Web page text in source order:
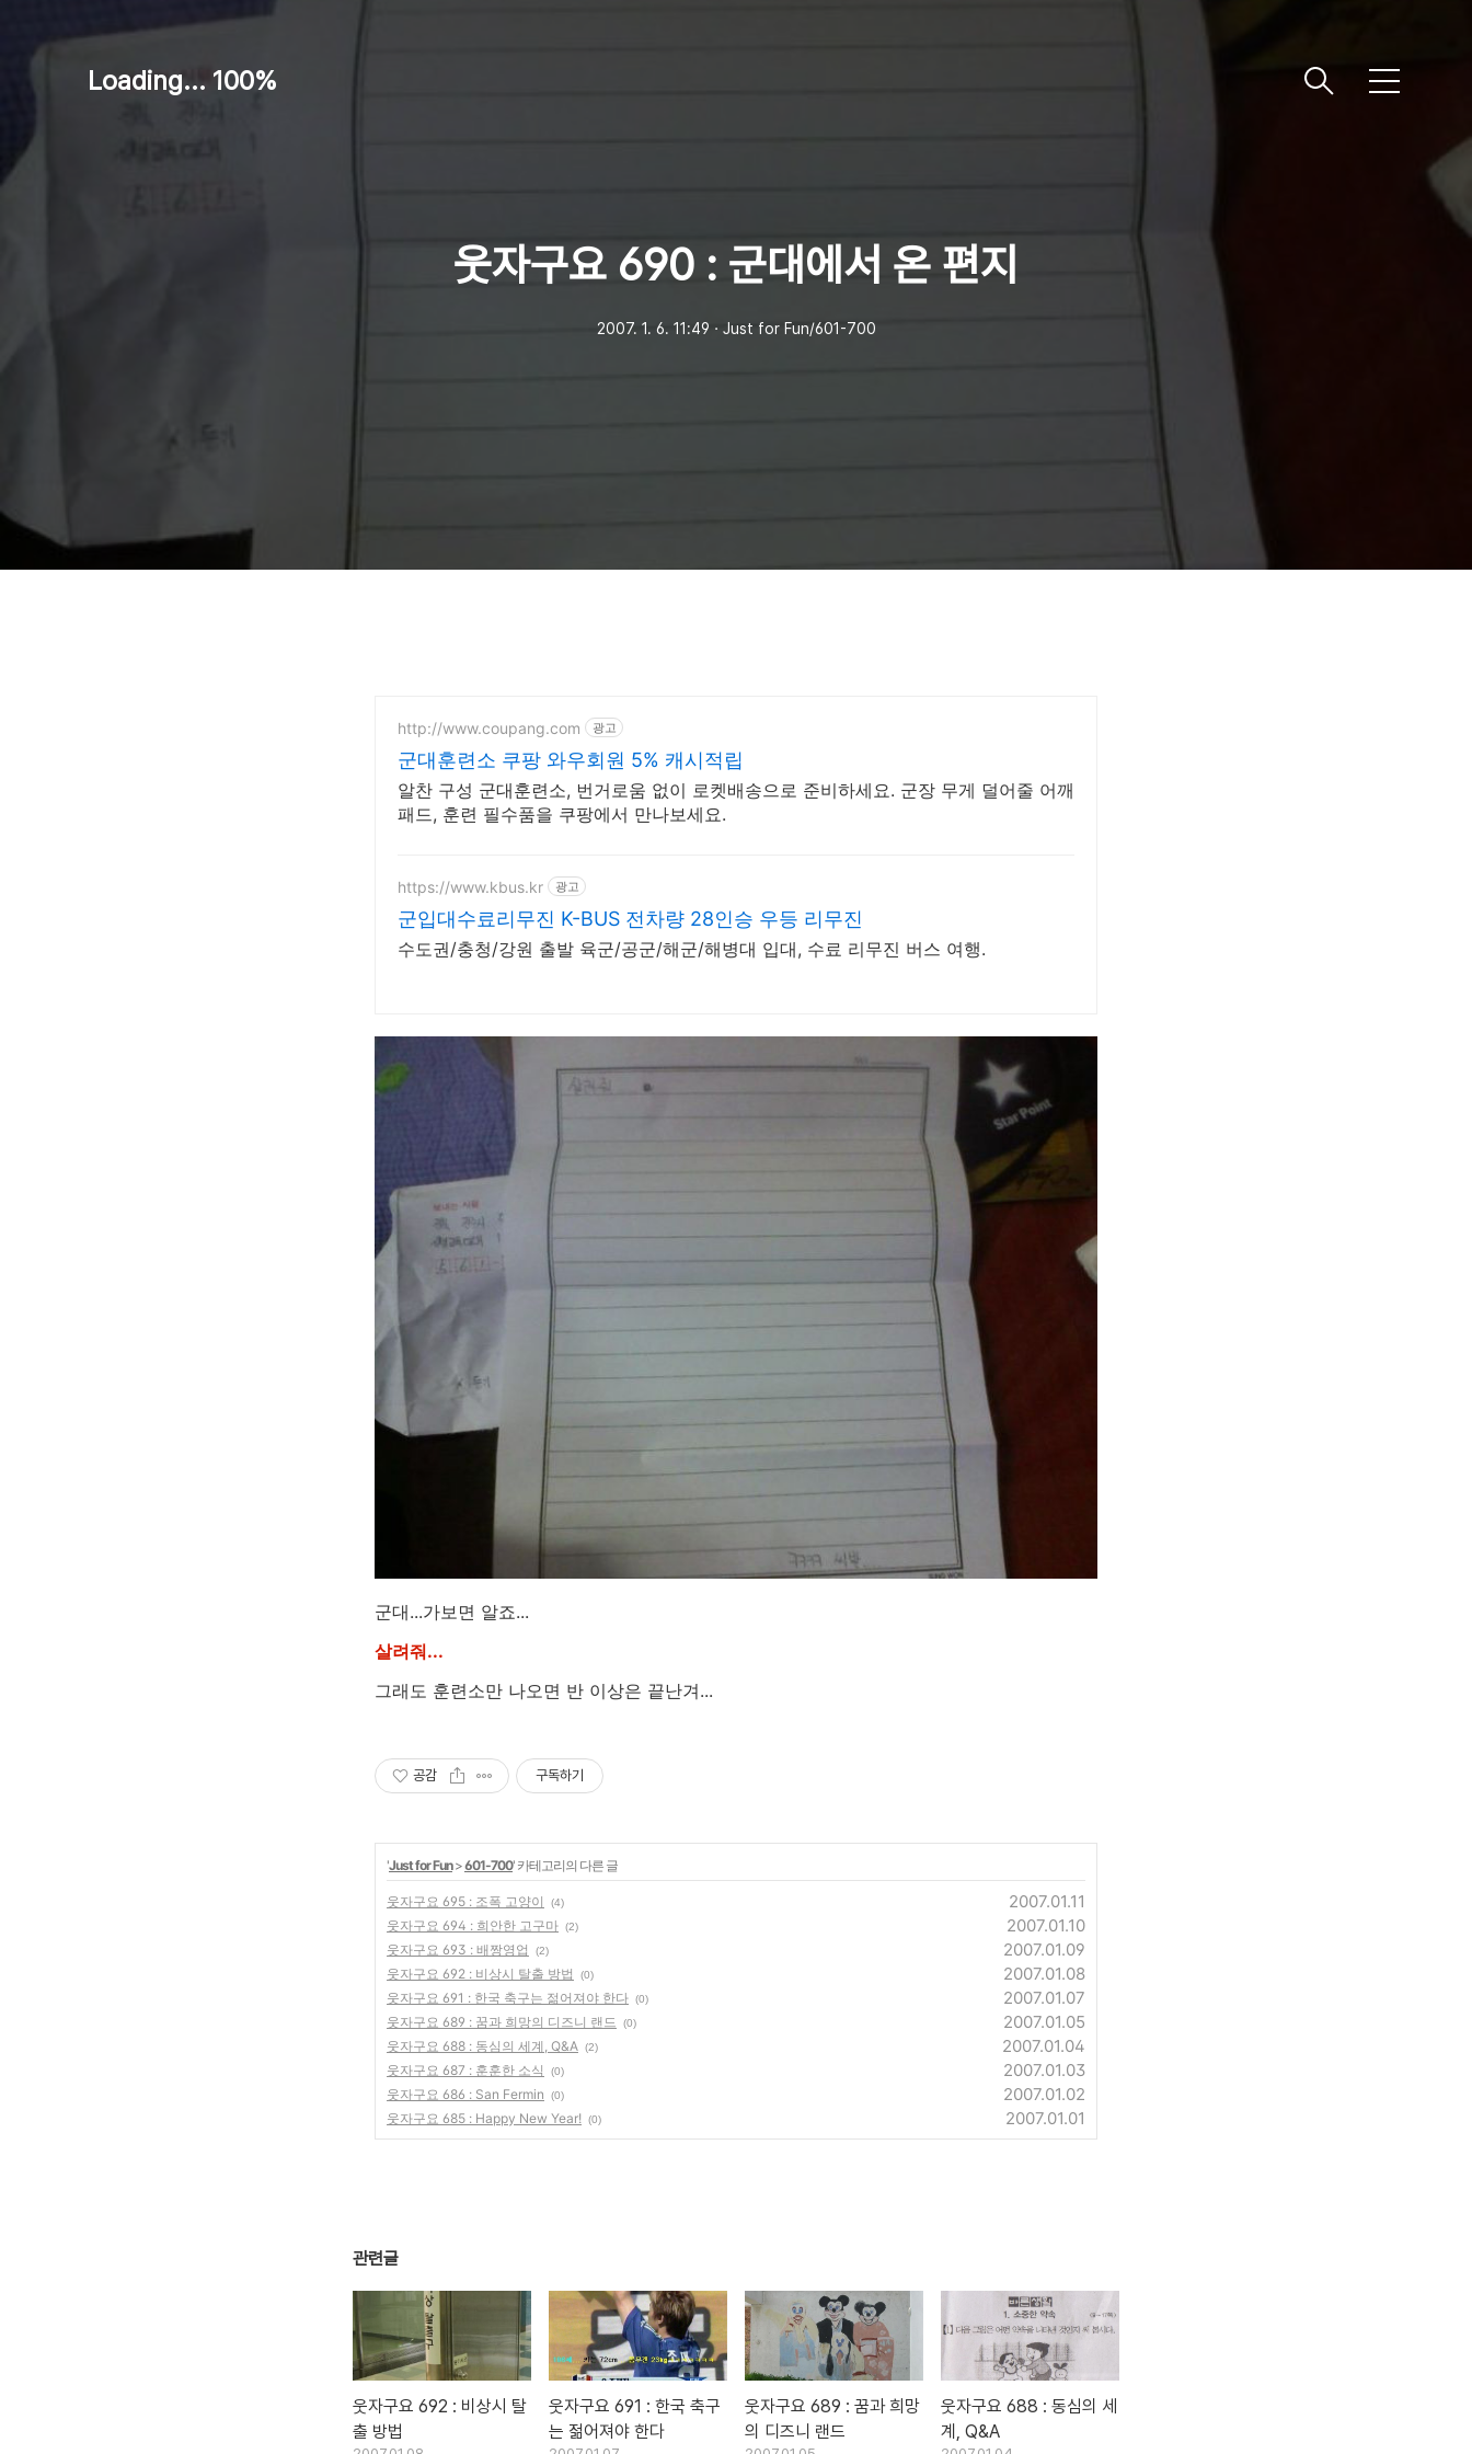
Loading... 100%
메
웃자구요 690 : 군대에서 온 편지
2007. 1. 6. 11:49 ㆍ Just for Fun/601-700
http://www.coupang.com 광고
군대훈련소 쿠팡 와우회원 5% 캐시적립
알찬 구성 군대훈련소, 번거로움 없이 로켓배송으로 준비하세요. 군장 무게 덜어줄 어깨
패드, 훈련 필수품을 쿠팡에서 만나보세요.
https://www.kbus.kr 광고
군입대수료리무진 K-BUS 전차량 28인승 우등 리무진
수도권/충청/강원 출발 육군/공군/해군/해병대 입대, 수료 리무진 버스 여행.
군대...가보면 알죠...
살려줘...
그래도 훈련소만 나오면 반 이상은 끝난겨...
공감 구독하기
'Just for Fun>601-700' 카테고리의 다른 글
웃자구요 695 : 조폭 고양이 (4) 2007.01.11
웃자구요 694 : 희안한 고구마 (2) 2007.01.10
웃자구요 693 : 배짱영업 (2) 2007.01.09
웃자구요 692 : 비상시 탈출 방법 (0) 2007.01.08
웃자구요 691 : 한국 축구는 젊어져야 한다 (0) 2007.01.07
웃자구요 689 : 꿈과 희망의 디즈니 랜드 (0) 2007.01.05
웃자구요 688 : 동심의 세계, Q&A (2) 2007.01.04
웃자구요 687 : 훈훈한 소식 (0) 2007.01.03
웃자구요 686 : San Fermin (0) 2007.01.02
웃자구요 685 : Happy New Year! (0) 2007.01.01
관련글
웃자구요 692 : 비상시 탈
출 방법
웃자구요 691 : 한국 축구
는 젊어져야 한다
웃자구요 689 : 꿈과 희망
의 디즈니 랜드
웃자구요 688 : 동심의 세
계, Q&A